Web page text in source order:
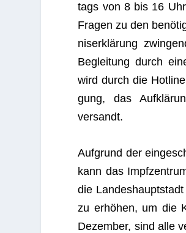
tags von 8 bis 16
Fra­gen zu den
nis­er­klä­rung
Beglei­tung durch
wird durch die
gung, das
versandt.
Auf­grund der
kann das
die
zu erhö­hen, um die
Dezem­ber, sind alle